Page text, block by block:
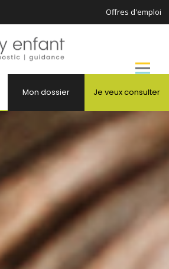
Offres d'emploi
Mon dossier Je veux consulter